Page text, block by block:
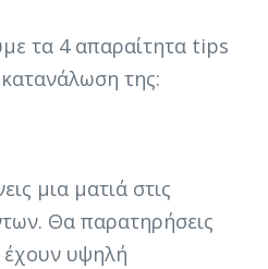
τα 4 απαραίτητα tips
της:
μια ματιά στις
Θα παρατηρήσεις
υψηλή